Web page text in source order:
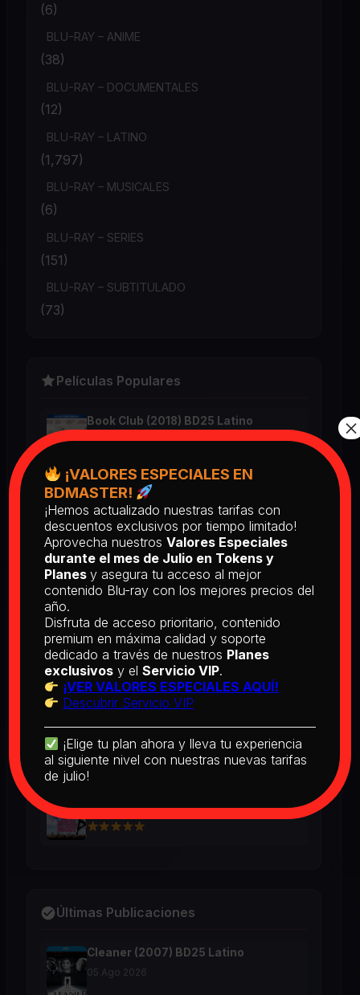
(6)
BLU-RAY – ANIME
(38)
BLU-RAY – DOCUMENTALES
(12)
BLU-RAY – LATINO
(1,797)
BLU-RAY – MUSICALES
(6)
BLU-RAY – SERIES
(151)
BLU-RAY – SUBTITULADO
(73)
Películas Populares
Book Club (2018) BD25 Latino
2025
Return of the Living Dead: Part II
(1988) BD25 Latino
2025
[PEDIDO] The Man Who Fell to
BD25 Subtitulado
2026
[PEDIDO] Boogie Nights (1997) BD25
Latino
2026
2026
Últimas Publicaciones
Cleaner (2007) BD25 Latino
05 Ago 2026
¡VALORES ESPECIALES EN
BDMASTER!
¡Hemos actualizado nuestras tarifas con
descuentos exclusivos por tiempo limitado!
Aprovecha nuestros Valores Especiales
durante el mes de Julio en Tokens y
Planes y asegura tu acceso al mejor
contenido Blu-ray con los mejores precios del
año.
Disfruta de acceso prioritario, contenido
premium en máxima calidad y soporte
dedicado a través de nuestros Planes
exclusivos y el Servicio VIP.
¡VER VALORES ESPECIALES AQUÍ!
Descubrir Servicio VIP
¡Elige tu plan ahora y lleva tu experiencia
al siguiente nivel con nuestras nuevas tarifas
de julio!
×